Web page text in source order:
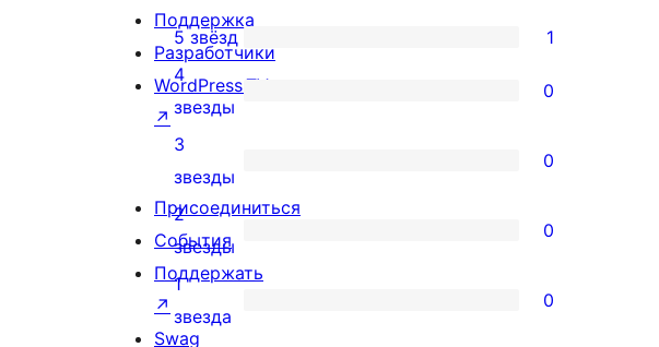
1
5-
звездный
отзыв
5 звёзд 1
0
4-
звездный
отзыв
4
звезды
0
0
3-
звездный
отзыв
3
звезды
0
0
2-
звездный
2
звезды
0
0
1
звезда
0
Поддержка
Разработчики
WordPress.TV
↗
Присоединиться
События
Поддержать
↗
Swag